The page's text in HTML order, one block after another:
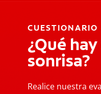
CUESTIONARIO
¿Qué
sonrisa?
Realice nuestra